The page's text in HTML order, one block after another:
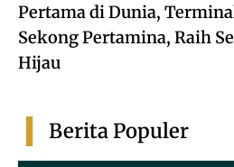
Pertama di Dunia,
Sekong Pertamina, Raih
Hijau
Berita Populer